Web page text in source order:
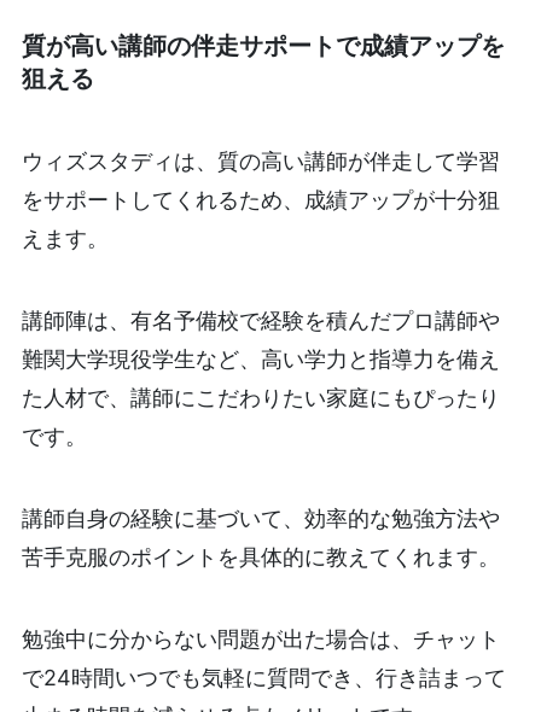
質が高い講師の伴走サポートで成績アップを
狙える
ウィズスタディは、質の高い講師が伴走して学習
をサポートしてくれるため、成績アップが十分狙
えます。
講師陣は、有名予備校で経験を積んだプロ講師や
難関大学現役学生など、高い学力と指導力を備え
た人材で、講師にこだわりたい家庭にもぴったり
です。
講師自身の経験に基づいて、効率的な勉強方法や
苦手克服のポイントを具体的に教えてくれます。
勉強中に分からない問題が出た場合は、チャット
で24時間いつでも気軽に質問でき、行き詰まって